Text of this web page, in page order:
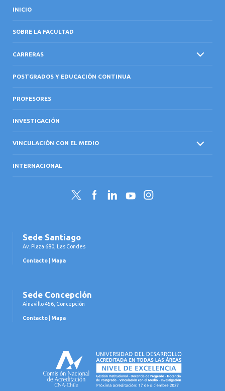
INICIO
SOBRE LA FACULTAD
CARRERAS
POSTGRADOS Y EDUCACIÓN CONTINUA
PROFESORES
INVESTIGACIÓN
VINCULACIÓN CON EL MEDIO
INTERNACIONAL
Twitter FacebookLinkedInYouTubeInstagram
Sede Santiago
Av. Plaza 680, Las Condes
Contacto Mapa
Sede Concepción
Ainavillo 456, Concepción
Contacto Mapa